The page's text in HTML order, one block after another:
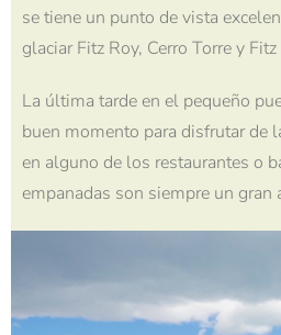
se tiene un punto de vista
glaciar Fitz Roy, Cerro Torre y Fitz
La última tarde en el pequeño
buen momento para disfrutar de
en alguno de los restaurantes o
empanadas son siempre un gran